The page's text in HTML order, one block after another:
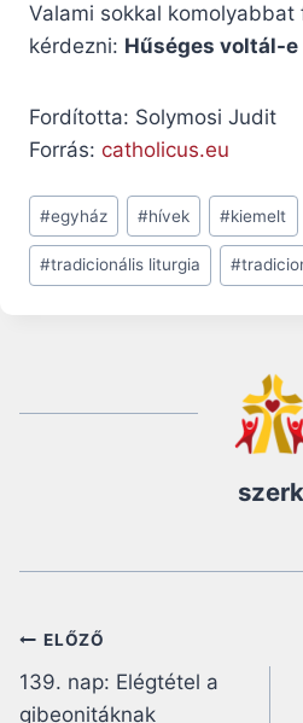
Valami sokkal komolyabbat
kérdezni: Hűséges voltál-
Fordította: Solymosi Judit
Forrás: catholicus.eu
Post
Tags:
#egyház #hívek #kiemelt
#tradicionális liturgia #
szerk
Bejegyzés
navigáció
ELŐZŐ
139. nap: Elégtétel a
gibeonitáknak